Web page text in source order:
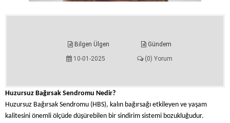
Bilgen Ülgen
Gündem
10-01-2025
(0) Yorum
Huzursuz Bağırsak Sendromu Nedir?
Huzursuz Bağırsak Sendromu (HBS), kalın bağırsağı etkileyen ve yaşam
kalitesini önemli ölçüde düşürebilen bir sindirim sistemi bozukluğudur.